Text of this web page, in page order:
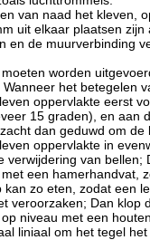
van naad het kleven,
uit elkaar plaatsen zijn
en de muurverbinding
worden
het betegelen
oppervlakte eerst
15 graden), en aan
dan geduwd om de
oppervlakte in
verwijdering van bellen;
een hamerhandvat,
zo eten, zodat een
veroorzaken; Dan klop
niveau met een
liniaal om het tegel